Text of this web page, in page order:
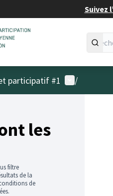
Suivez
participatif #1 Menu
/
les
filtre
de la
de